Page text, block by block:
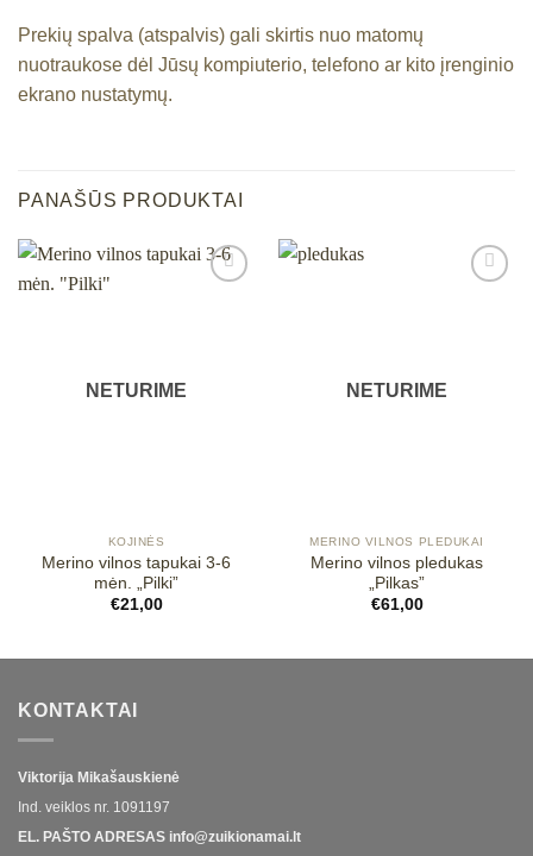
Prekių spalva (atspalvis) gali skirtis nuo matomų
nuotraukose dėl Jūsų kompiuterio, telefono ar kito įrenginio
ekrano nustatymų.
PANAŠŪS PRODUKTAI
NETURIME
KOJINĖS
Merino vilnos tapukai 3-6
mėn. „Pilki”
€21,00
NETURIME
MERINO VILNOS PLEDUKAI
Merino vilnos pledukas
„Pilkas”
€61,00
KONTAKTAI
Viktorija Mikašauskienė
Ind. veiklos nr. 1091197
EL. PAŠTO ADRESAS info@zuikionamai.lt